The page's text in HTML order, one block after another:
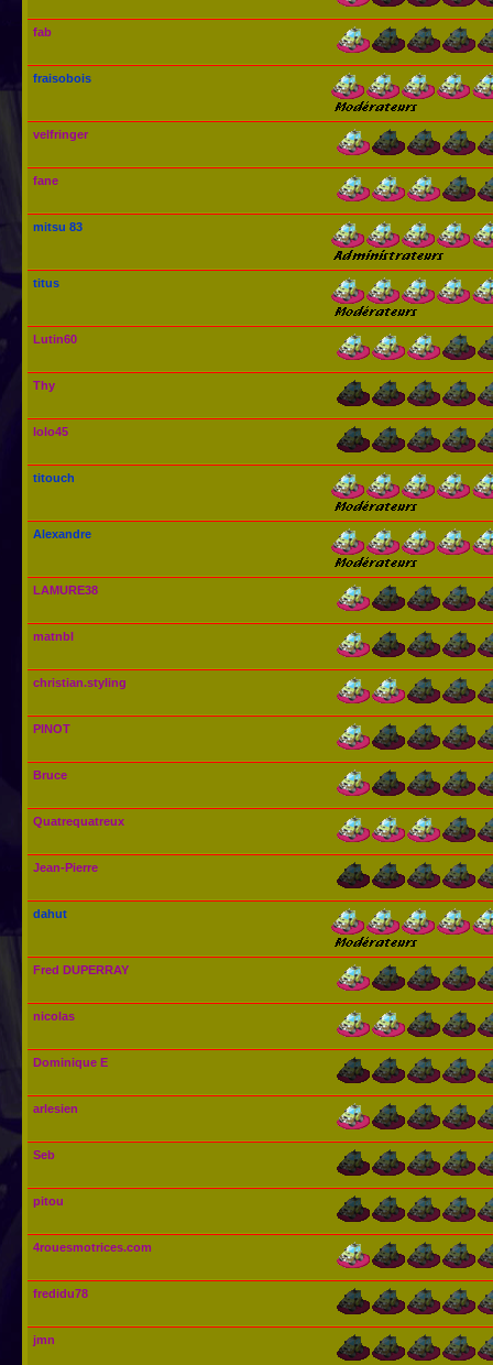
fab
fraisobois
velfringer
fane
mitsu 83
titus
Lutin60
Thy
lolo45
titouch
Alexandre
LAMURE38
matnbl
christian.styling
PINOT
Bruce
Quatrequatreux
Jean-Pierre
dahut
Fred DUPERRAY
nicolas
Dominique E
arlesien
Seb
pitou
4rouesmotrices.com
fredidu78
jmn